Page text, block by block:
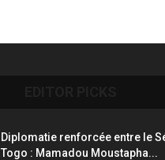
Diplomatie renforcée entre le
Togo : Mamadou Moustapha...